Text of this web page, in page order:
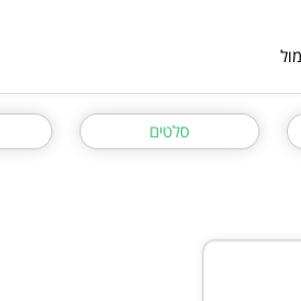
סלטים